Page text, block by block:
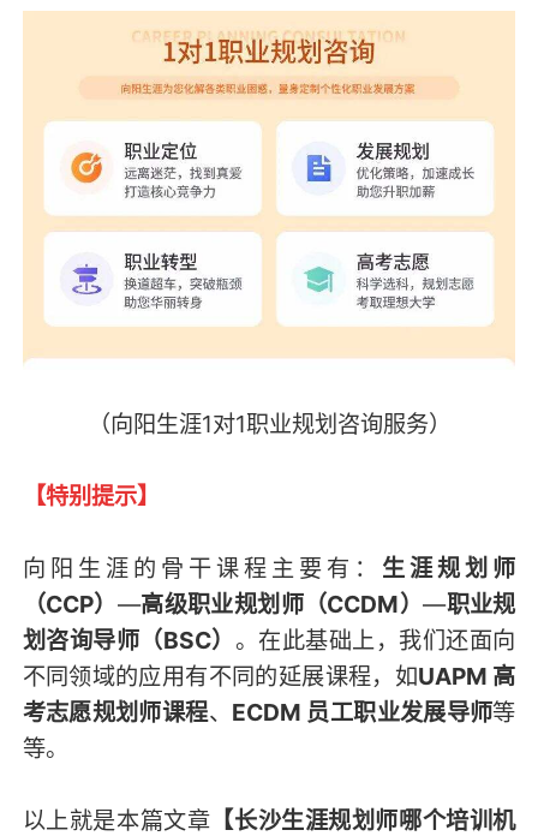
（向阳生涯1对1职业规划咨询服务）
【特别提示】
向阳生涯的骨干课程主要有： 生涯规划师
（CCP） —高级职业规划师（CCDM）—职业规
划咨询导师（BSC） 。在此基础上，我们还面向
不同领域的应用有不同的延展课程，如UAPM 高
考志愿规划师课程、 ECDM 员工职业发展导师等
等。
以上就是本篇文章 【长沙生涯规划师哪个培训机